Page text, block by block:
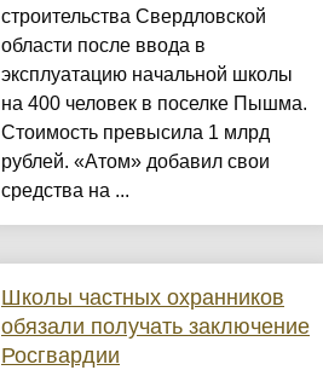
строительства Свердловской
области после ввода в
эксплуатацию начальной школы
на 400 человек в поселке Пышма.
Стоимость превысила 1 млрд
рублей. «Атом» добавил свои
средства на ...
Школы частных охранников
обязали получать заключение
Росгвардии